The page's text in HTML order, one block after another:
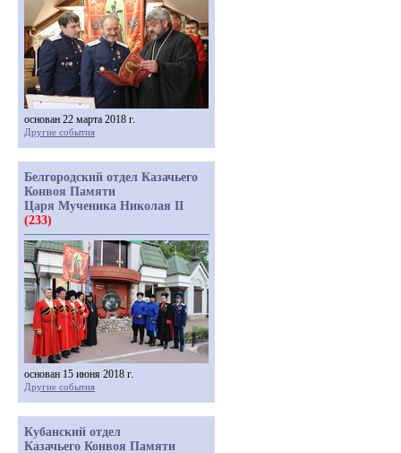
основан 22 марта 2018 г.
Другие события
Белгородский отдел Казачьего
Конвоя Памяти
Царя Мученика Николая II
(233)
основан 15 июня 2018 г.
Другие события
Кубанский отдел
Казачьего Конвоя Памяти